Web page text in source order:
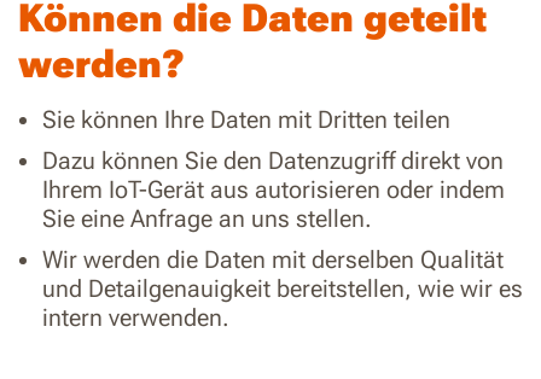
Können die Daten geteilt
werden?
Sie können Ihre Daten mit Dritten teilen
Dazu können Sie den Datenzugriff direkt von
Ihrem IoT-Gerät aus autorisieren oder indem
Sie eine Anfrage an uns stellen.
Wir werden die Daten mit derselben Qualität
und Detailgenauigkeit bereitstellen, wie wir es
intern verwenden.